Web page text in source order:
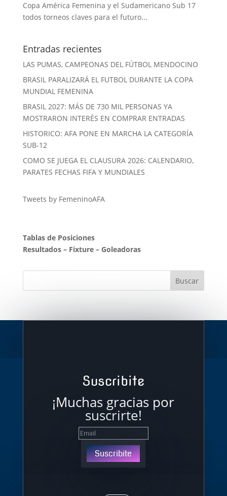
Copa América Femenina y el Sudamericano Sub 17
todos torneos claves para el futuro...
Entradas recientes
LAS PUMAS, CAMPEONAS DEL FÚTBOL MENDOCINO
BRASIL PARALIZARÁ EL FUTBOL DURANTE LA COPA
MUNDIAL FEMENINA
BRASIL 2027: MÁS DE 730 MIL PERSONAS YA
MOSTRARON INTERÉS EN COMPRAR ENTRADAS
HISTORICO: AFA PONE EN MARCHA LA CATEGORÍA
SUB-12
COMO SE JUEGA EL CLAUSURA 2026: CALENDARIO,
PARATES FECHAS FIFA Y MUNDIALES
Tweets by FemeninoAFA
Tablas de Posiciones
Resultados– Fixture– Goleadoras
Suscribite
¡Muchas gracias por
suscrirte!
Suscribite